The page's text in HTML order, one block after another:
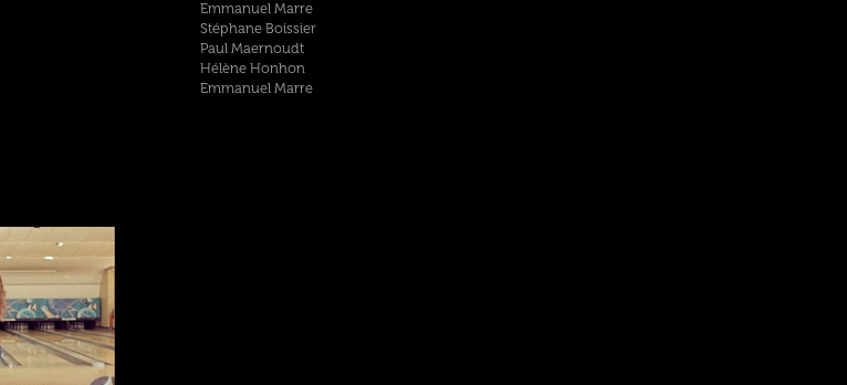
Emmanuel Marre
Stéphane Boissier
Paul Maernoudt
Hélène Honhon
Emmanuel Marre